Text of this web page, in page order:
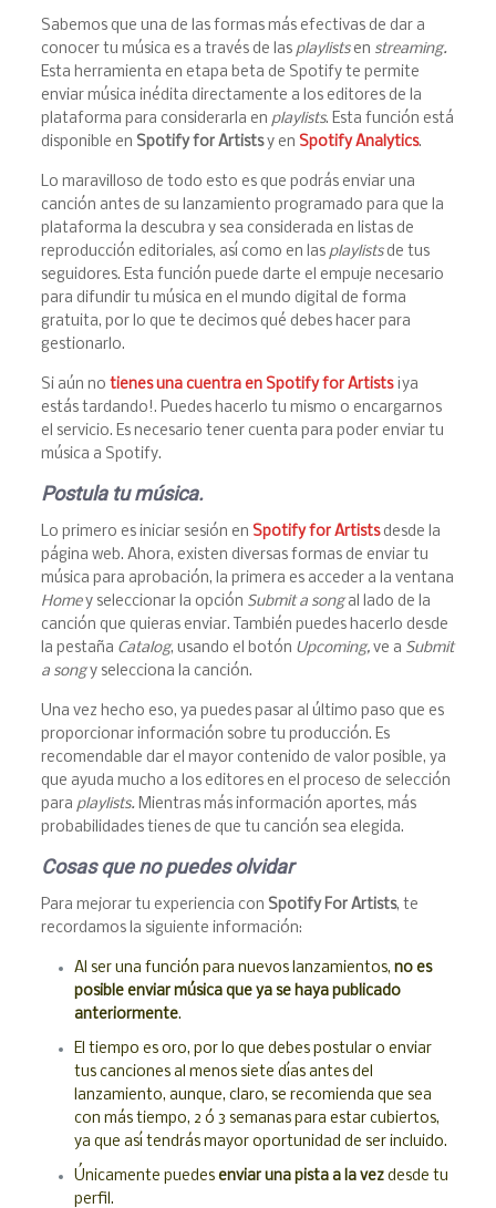
Sabemos que una de las formas más efectivas de dar a
conocer tu música es a través de las playlistsen streaming.
Esta herramienta en etapa beta de Spotify te permite
enviar música inédita directamente a los editores de la
plataforma para considerarla en playlists. Esta función está
disponible en Spotify for Artistsy en Spotify Analytics.
Lo maravilloso de todo esto es que podrás enviar una
canción antes de su lanzamiento programado para que la
plataforma la descubra y sea considerada en listas de
reproducción editoriales, así como en las playlistsde tus
seguidores. Esta función puede darte el empuje necesario
para difundir tu música en el mundo digital de forma
gratuita, por lo que te decimos qué debes hacer para
gestionarlo.
Si aún no tienes una cuentra en Spotify for Artists¡ya
estás tardando!. Puedes hacerlo tu mismo o encargarnos
el servicio. Es necesario tener cuenta para poder enviar tu
música a Spotify.
Postula tu música.
Lo primero es iniciar sesión en Spotify for Artists desde la
página web. Ahora, existen diversas formas de enviar tu
música para aprobación, la primera es acceder a la ventana
Homey seleccionar la opción Submit a songal lado de la
canción que quieras enviar. También puedes hacerlo desde
la pestaña Catalog, usando el botón Upcoming,ve a Submit
a songy selecciona la canción.
Una vez hecho eso, ya puedes pasar al último paso que es
proporcionar información sobre tu producción. Es
recomendable dar el mayor contenido de valor posible, ya
que ayuda mucho a los editores en el proceso de selección
para playlists. Mientras más información aportes, más
probabilidades tienes de que tu canción sea elegida.
Cosas que no puedes olvidar
Para mejorar tu experiencia con Spotify For Artists, te
recordamos la siguiente información:
Al ser una función para nuevos lanzamientos, no es
posible enviar música que ya se haya publicado
anteriormente.
El tiempo es oro, por lo que debes postular o enviar
tus canciones al menos siete días antes del
lanzamiento, aunque, claro, se recomienda que sea
con más tiempo, 2 ó 3 semanas para estar cubiertos,
ya que así tendrás mayor oportunidad de ser incluido.
Únicamente puedesenviar una pista a la vezdesde tu
perfil.